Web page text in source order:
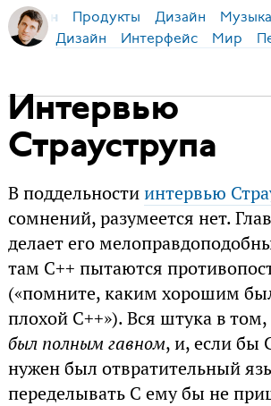
Бирман Продукты Дизайн Музыка
Дизайн Интерфейс Мир
Интервью
Страуструпа
В поддельностиинтервью
сомнений, разумеется нет.
делает его
там C++ пытаются
(«помните, каким хорошим
плохой C++»). Вся штука в том,
был полным гавном, и, если бы
нужен был отвратительный
переделывать C ему бы не